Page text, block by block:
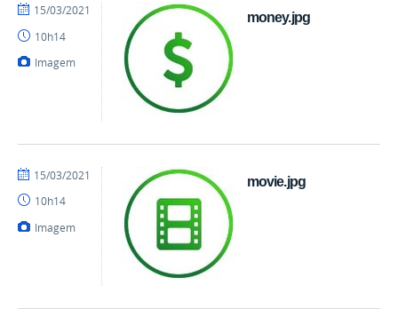
money.jpg
por
publicado
15/03/2021
10h14
Imagem
movie.jpg
por
publicado
15/03/2021
10h14
Imagem